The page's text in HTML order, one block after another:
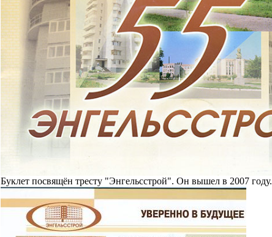
Буклет посвящён тресту "Энгельсстрой". Он вышел в 2007 году.